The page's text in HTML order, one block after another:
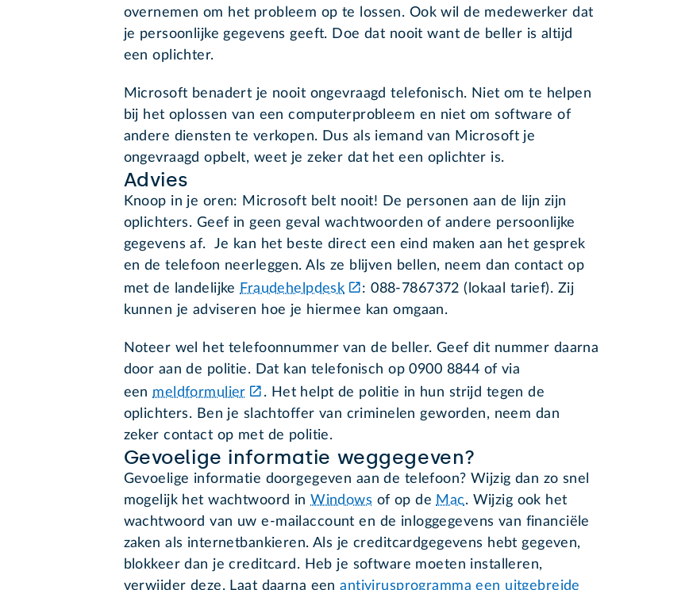
overnemen om het probleem op te lossen. Ook wil de medewerker dat
je persoonlijke gegevens geeft. Doe dat nooit want de beller is altijd
een oplichter.
Microsoft benadert je nooit ongevraagd telefonisch. Niet om te helpen
bij het oplossen van een computerprobleem en niet om software of
andere diensten te verkopen. Dus als iemand van Microsoft je
ongevraagd opbelt, weet je zeker dat het een oplichter is.
Advies
Knoop in je oren: Microsoft belt nooit! De personen aan de lijn zijn
oplichters. Geef in geen geval wachtwoorden of andere persoonlijke
gegevens af. Je kan het beste direct een eind maken aan het gesprek
en de telefoon neerleggen. Als ze blijven bellen, neem dan contact op
met de landelijke Fraudehelpdesk
: 088-7867372 (lokaal tarief). Zij
kunnen je adviseren hoe je hiermee kan omgaan.
Noteer wel het telefoonnummer van de beller. Geef dit nummer daarna
door aan de politie. Dat kan telefonisch op 0900 8844 of via
een meldformulier
. Het helpt de politie in hun strijd tegen de
oplichters. Ben je slachtoffer van criminelen geworden, neem dan
zeker contact op met de politie.
Gevoelige informatie weggegeven?
Gevoelige informatie doorgegeven aan de telefoon? Wijzig dan zo snel
mogelijk het wachtwoord inWindows of op de Mac. Wijzig ook het
wachtwoord van uw e-mailaccount en de inloggegevens van financiële
zaken als internetbankieren. Als je creditcardgegevens hebt gegeven,
blokkeer dan je creditcard. Heb je software moeten installeren,
verwijder deze. Laat daarna eenantivirusprogramma een uitgebreide